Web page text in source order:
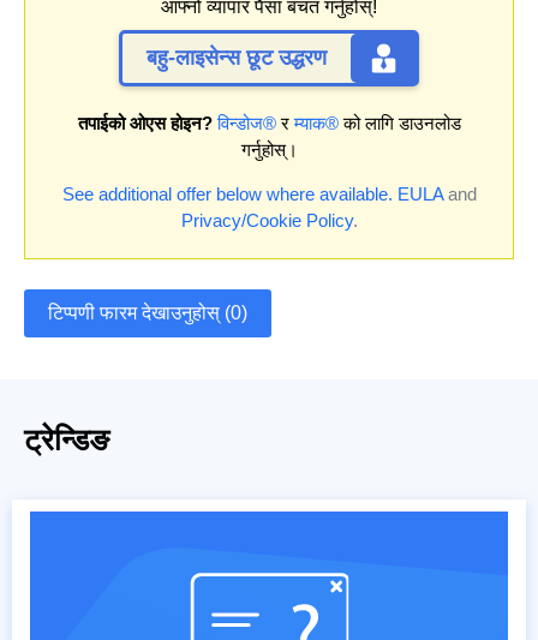
आफ्नो व्यापार पैसा बचत गर्नुहोस्!
बहु-लाइसेन्स छूट उद्धरण
तपाईको ओएस होइन? विन्डोज®रम्याक®को लागि डाउनलोड
गर्नुहोस्।
See additional offer below where available. EULAand
Privacy/Cookie Policy.
टिप्पणी फारम देखाउनुहोस् (0)
ट्रेन्डिङ